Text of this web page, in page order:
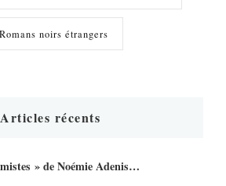
noirs étrangers
Articles récents
» de Noémie Adenis…